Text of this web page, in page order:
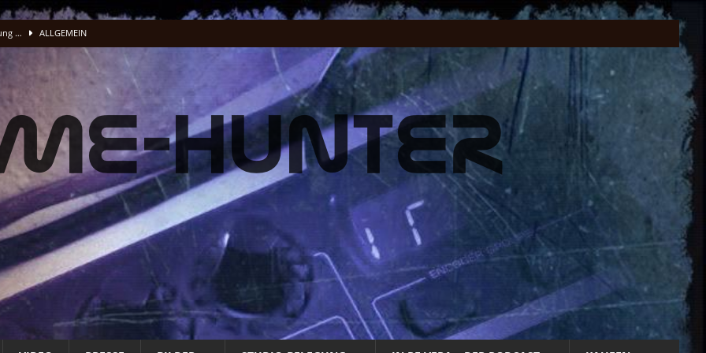
… ALLGEMEIN
Vocals BAND
ALLG. INFO
INFO
ALLG. INFO
und Musenklänge: Eine Odyssee der Übertreibungen“ ALLGEMEIN
Energie Musik wird PRESSE
Musik wird
STUDIO